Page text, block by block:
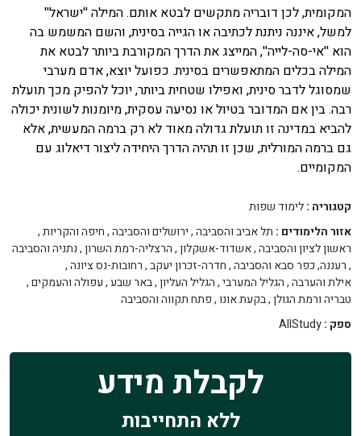
המקומית, לכן דובריה מתקשים לבטא אותם. המילה ''ישראל''
למשל, איננה ניתנת לכתיבה או הגייה בסינית, והשם המשמש בה
הוא ''אי-סה-לייה'', המייצג את הדרך המקורבת ביותר לבטא את
המילה בכלים המתאפשרים בסינית. כפועל יוצא, אדם מערבי
שמסוגל לדבר סינית, ואפילו שטחית ביותר, יוכל להפיק מכך תועלת
רבה. בין אם המדובר בטיול או נסיעה עסקית, מיומנות לשונית יכולה
להביא במדינה זו תועלת גדולה מאוד לא רק ברמה המעשית, אלא
גם ברמה המורלית, שכן זו תהיה הדרך היחידה ליצור דיאלוג עם
המקומיים.
קטגוריה :לימוד שפות
אזור הלימודים : תל אביב והסביבה,ירושלים והסביבה,חיפה והקריות,
ראשון לציון והסביבה,אשדוד-אשקלון,הרצליה-רמת השרון,נתניה והסביבה
,רעננה, כפר סבא והסביבה,חדרה-זכרון יעקב,רחובות-נס ציונה,
אילת והערבה,הגליל המערבי,הגליל העליון,באר שבע,עפולה והעמקים,
טבריה ורמת הגולן,בקעת אונו,פתח תקווה והסביבה
ספק :AllStudy
לקבלת מידע
ללא התחייבות